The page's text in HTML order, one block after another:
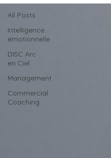
All Posts
Intelligence
émotionnelle
DISC Arc
en Ciel
Management
Commercial
Coaching